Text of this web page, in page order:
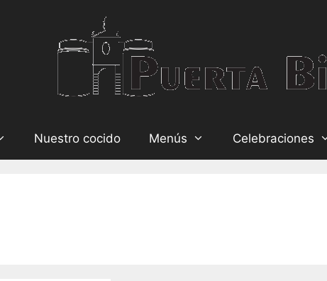
Nuestro cocido Menús Celebraciones